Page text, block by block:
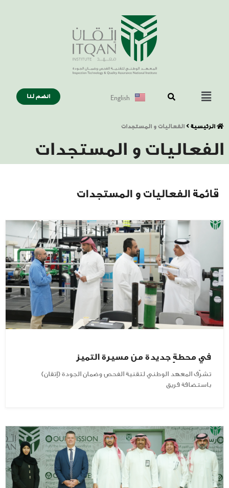
English انضم لنا
الرئيسية الفعاليات و المستجدات
الفعاليات و المستجدات
قائمة الفعاليات و المستجدات
في محطةٍ جديدة من مسيرة التميز
تشرّف المعهد الوطني لتقنية الفحص وضمان الجودة (إتقان)
باستضافة فريق